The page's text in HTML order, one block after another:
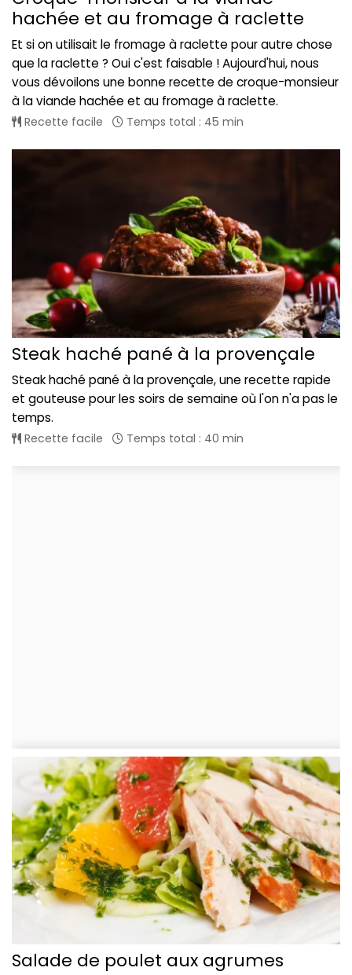
hachée et au fromage à raclette
Et si on utilisait le fromage à raclette pour autre chose
que la raclette ? Oui c'est faisable ! Aujourd'hui, nous
vous dévoilons une bonne recette de croque-monsieur
à la viande hachée et au fromage à raclette.
Recette facile Temps total : 45 min
Steak haché pané à la provençale
Steak haché pané à la provençale, une recette rapide
et gouteuse pour les soirs de semaine où l'on n'a pas le
temps.
Recette facile Temps total : 40 min
Salade de poulet aux agrumes